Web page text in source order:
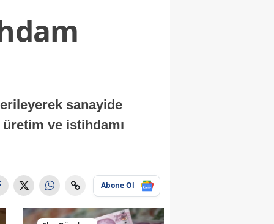
sanayide
ve istihdamı
Abone Ol